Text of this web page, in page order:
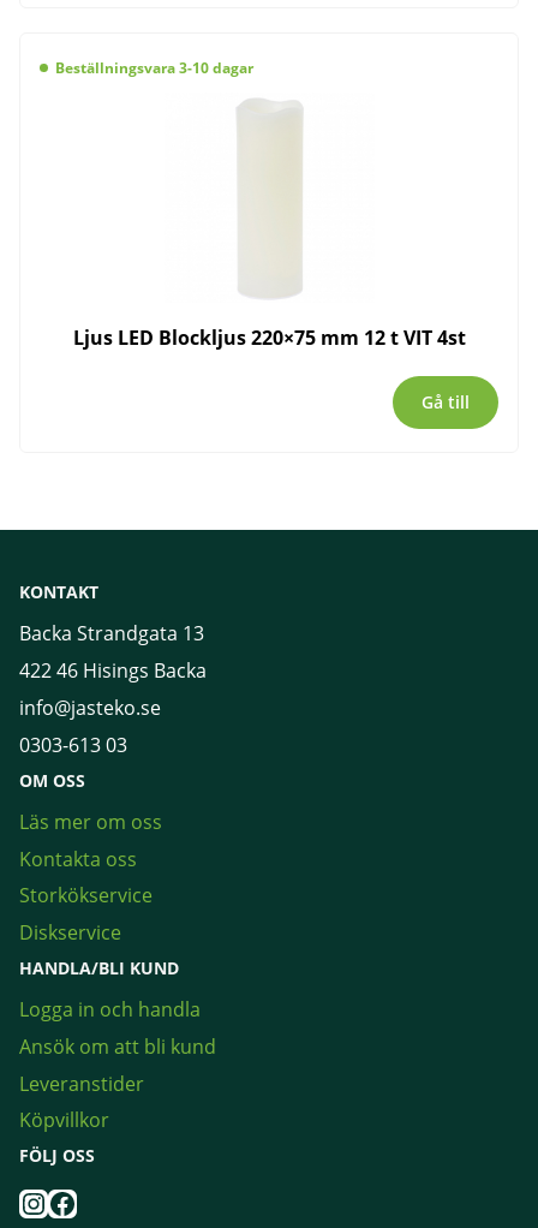
Beställningsvara 3-10 dagar
Ljus LED Blockljus 220×75 mm 12 t VIT 4st
Gå till
KONTAKT
Backa Strandgata 13
422 46 Hisings Backa
info@jasteko.se
0303-613 03
OM OSS
Läs mer om oss
Kontakta oss
Storkökservice
Diskservice
HANDLA/BLI KUND
Logga in och handla
Ansök om att bli kund
Leveranstider
Köpvillkor
FÖLJ OSS